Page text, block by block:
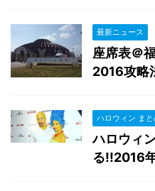
最新ニュース
座席表＠
2016攻略
ハロウィン ま
ハロウィ
る!!2016